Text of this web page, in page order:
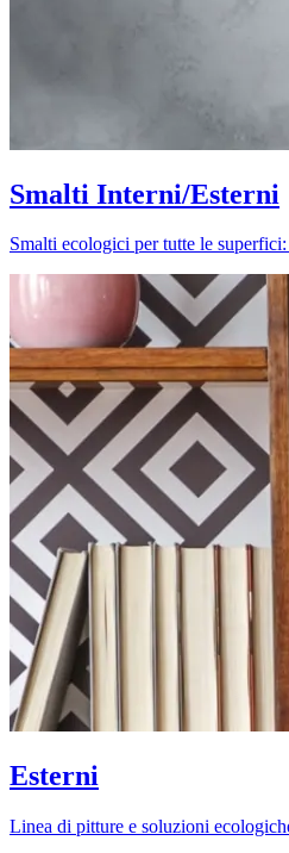
Smalti Interni/Esterni
Smalti ecologici per tutte le
Esterni
Linea di pitture e soluzioni